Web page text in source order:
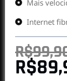
Mais
Internet